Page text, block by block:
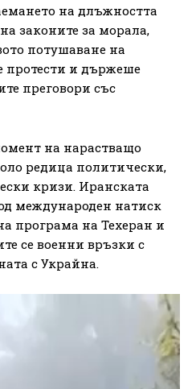
на длъжността
законите за морала,
потушаване на
протести и държеше
преговори със
на нарастващо
редица политически,
кризи. Иранската
международен натиск
програма на Техеран и
се военни връзки с
с Украйна.